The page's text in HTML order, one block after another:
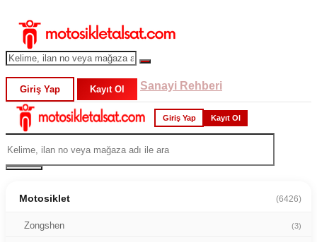
Giriş Yap Kayıt Ol Sanayi Rehberi
Giriş Yap Kayıt Ol
Motosiklet (6426)
Zongshen (3)